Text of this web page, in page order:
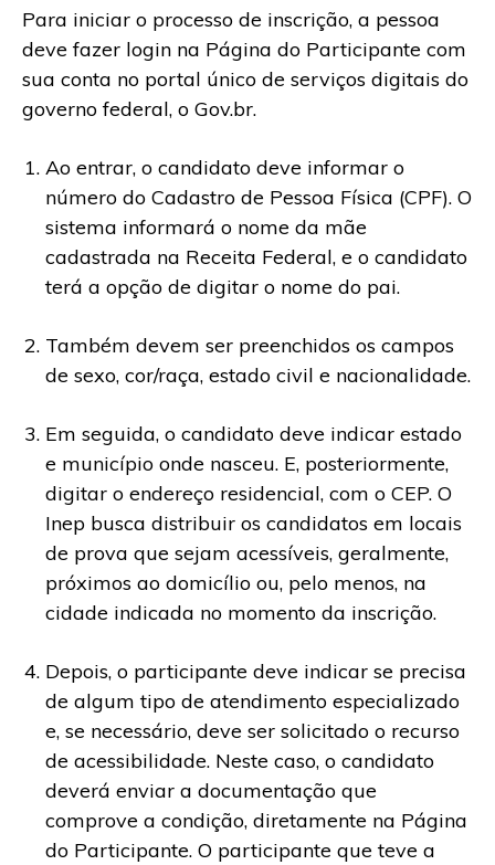
Para iniciar o processo de inscrição, a pessoa
deve fazer login na Página do Participante com
sua conta no portal único de serviços digitais do
governo federal, o Gov.br.
Ao entrar, o candidato deve informar o
número do Cadastro de Pessoa Física (CPF). O
sistema informará o nome da mãe
cadastrada na Receita Federal, e o candidato
terá a opção de digitar o nome do pai.
Também devem ser preenchidos os campos
de sexo, cor/raça, estado civil e nacionalidade.
Em seguida, o candidato deve indicar estado
e município onde nasceu. E, posteriormente,
digitar o endereço residencial, com o CEP. O
Inep busca distribuir os candidatos em locais
de prova que sejam acessíveis, geralmente,
próximos ao domicílio ou, pelo menos, na
cidade indicada no momento da inscrição.
Depois, o participante deve indicar se precisa
de algum tipo de atendimento especializado
e, se necessário, deve ser solicitado o recurso
de acessibilidade. Neste caso, o candidato
deverá enviar a documentação que
comprove a condição, diretamente na Página
do Participante. O participante que teve a